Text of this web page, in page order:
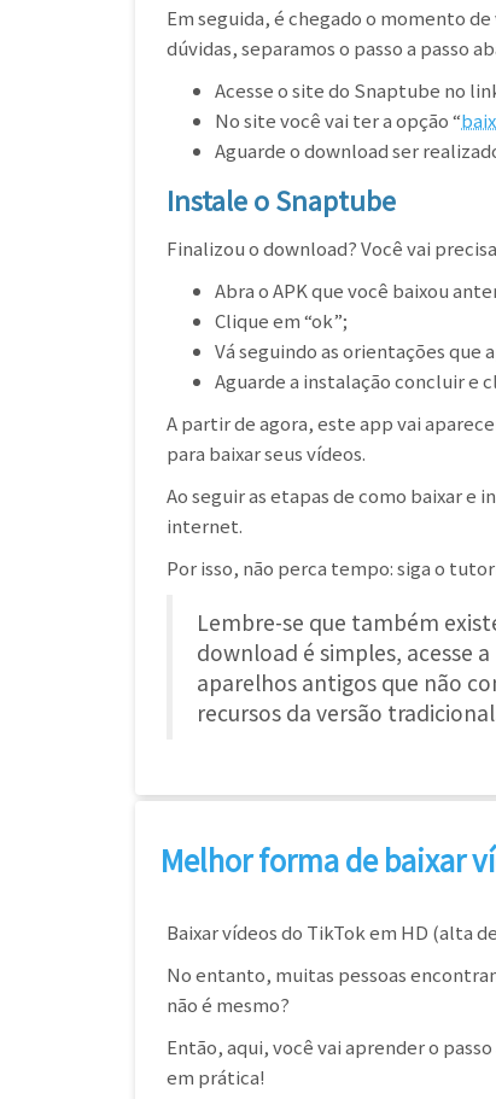
Em seguida, é chegado o momento
dúvidas, separamos o passo a passo
Acesse o site do Snaptube no
No site você vai ter a opção “
Aguarde o download ser
Instale o Snaptube
Finalizou o download? Você vai
Abra o APK que você baixou
Clique em “ok”;
Vá seguindo as orientações
Aguarde a instalação concluir e
A partir de agora, este app vai
para baixar seus vídeos.
Ao seguir as etapas de como baixar
internet.
Por isso, não perca tempo: siga o
Lembre-se que também
download é simples, acesse
aparelhos antigos que não
recursos da versão
Melhor forma de baixar
Baixar vídeos do TikTok em HD (alta
No entanto, muitas pessoas
não é mesmo?
Então, aqui, você vai aprender o
em prática!